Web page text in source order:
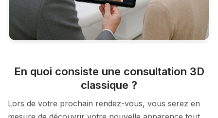
En quoi consiste une consultation 3D
classique ?
Lors de votre prochain rendez-vous, vous serez en